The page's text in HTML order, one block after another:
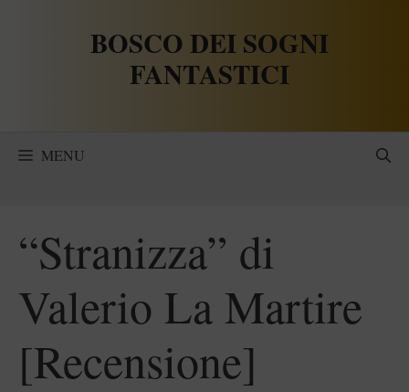
BOSCO DEI SOGNI
FANTASTICI
MENU
“Stranizza” di
Valerio La Martire
[Recensione]